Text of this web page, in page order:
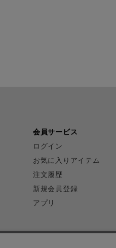
会員サービス
ログイン
お気に入りアイテム
注文履歴
新規会員登録
アプリ